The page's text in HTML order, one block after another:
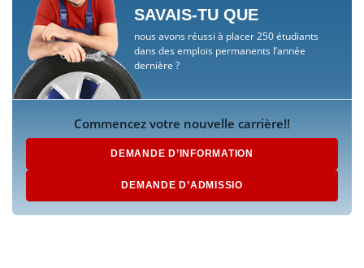
SAVAIS-TU QUE
nous avons réussi à placer 250 étudiants
dans des emplois permanents l’année
dernière ?
Commencez votre nouvelle carrière!!
DEMANDE D’INFORMATION
DEMANDE D’ADMISSIO